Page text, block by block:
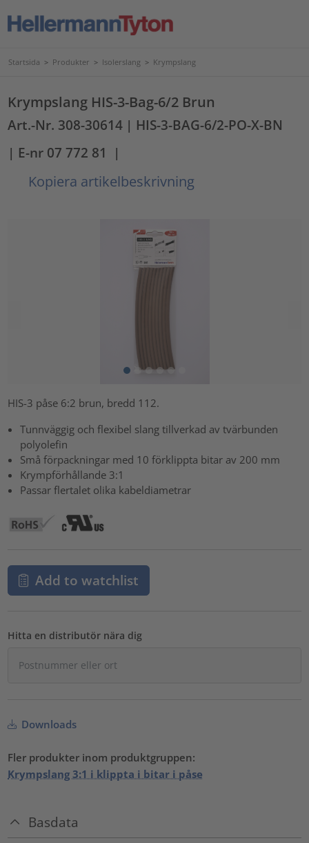
Startsida > Produkter > Isolerslang > Krympslang
Krympslang HIS-3-Bag-6/2 Brun
Art.-Nr. 308-30614 | HIS-3-BAG-6/2-PO-X-BN
| E-nr 07 772 81
|
Kopiera artikelbeskrivning
HIS-3 påse 6:2 brun, bredd 112.
Tunnväggig och flexibel slang tillverkad av tvärbunden
polyolefin
Små förpackningar med 10 förklippta bitar av 200 mm
Krympförhållande 3:1
Passar flertalet olika kabeldiametrar
Add to watchlist
Hitta en distributör nära dig
Downloads
Fler produkter inom produktgruppen:
Krympslang 3:1 i klippta i bitar i påse
Basdata